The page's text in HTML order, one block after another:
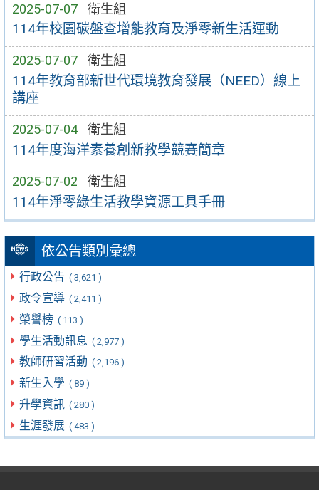
2025-07-07 衛生組
114年校園碳盤查增能教育及淨零新生活運動
2025-07-07 衛生組
114年教育部新世代環境教育發展（NEED）線上
講座
2025-07-04 衛生組
114年度海洋素養創新教學競賽簡章
2025-07-02 衛生組
114年淨零綠生活教學資源工具手冊
依公告類別彙總
行政公告 ( 3,621 )
政令宣導 ( 2,411 )
榮譽榜 ( 113 )
學生活動訊息 ( 2,977 )
教師研習活動 ( 2,196 )
新生入學 ( 89 )
升學資訊 ( 280 )
生涯發展 ( 483 )